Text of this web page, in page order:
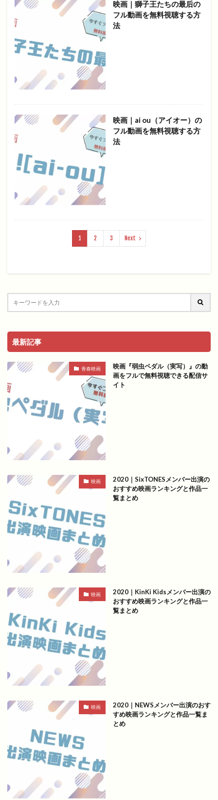
映画｜獅子王たちの最后の
フル動画を無料視聴する方
法
映画｜ai ou（アイオー）の
フル動画を無料視聴する方
法
1 2 3 Next
最新記事
青春映画
映画『弱虫ペダル（実写）』の動
画をフルで無料視聴できる配信サ
イト
映画
2020｜SixTONESメンバー出演の
おすすめ映画ランキングと作品一
覧まとめ
映画
2020｜KinKi Kidsメンバー出演の
おすすめ映画ランキングと作品一
覧まとめ
映画
2020｜NEWSメンバー出演のおす
すめ映画ランキングと作品一覧ま
とめ